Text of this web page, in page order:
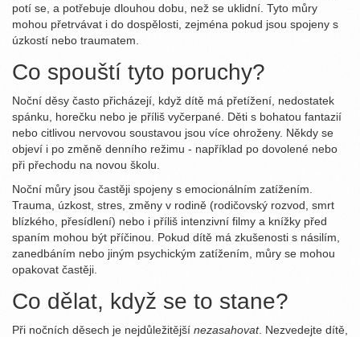
potí se, a potřebuje dlouhou dobu, než se uklidní. Tyto můry
mohou přetrvávat i do dospělosti, zejména pokud jsou spojeny s
úzkostí nebo traumatem.
Co spouští tyto poruchy?
Noční děsy často přicházejí, když dítě má přetížení, nedostatek
spánku, horečku nebo je příliš vyčerpané. Děti s bohatou fantazií
nebo citlivou nervovou soustavou jsou více ohroženy. Někdy se
objeví i po změně denního režimu - například po dovolené nebo
při přechodu na novou školu.
Noční můry jsou častěji spojeny s emocionálním zatížením.
Trauma, úzkost, stres, změny v rodině (rodičovský rozvod, smrt
blízkého, přesídlení) nebo i příliš intenzivní filmy a knížky před
spaním mohou být příčinou. Pokud dítě má zkušenosti s násilím,
zanedbáním nebo jiným psychickým zatížením, můry se mohou
opakovat častěji.
Co dělat, když se to stane?
Při nočních děsech je nejdůležitější nezasahovat. Nezvedejte dítě,